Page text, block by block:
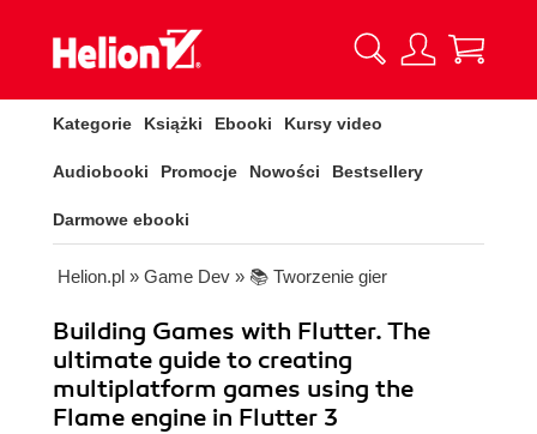
Kategorie Książki Ebooki Kursy video
Audiobooki Promocje Nowości Bestsellery
Darmowe ebooki
Helion.pl » Game Dev » 📚 Tworzenie gier
Building Games with Flutter. The
ultimate guide to creating
multiplatform games using the
Flame engine in Flutter 3